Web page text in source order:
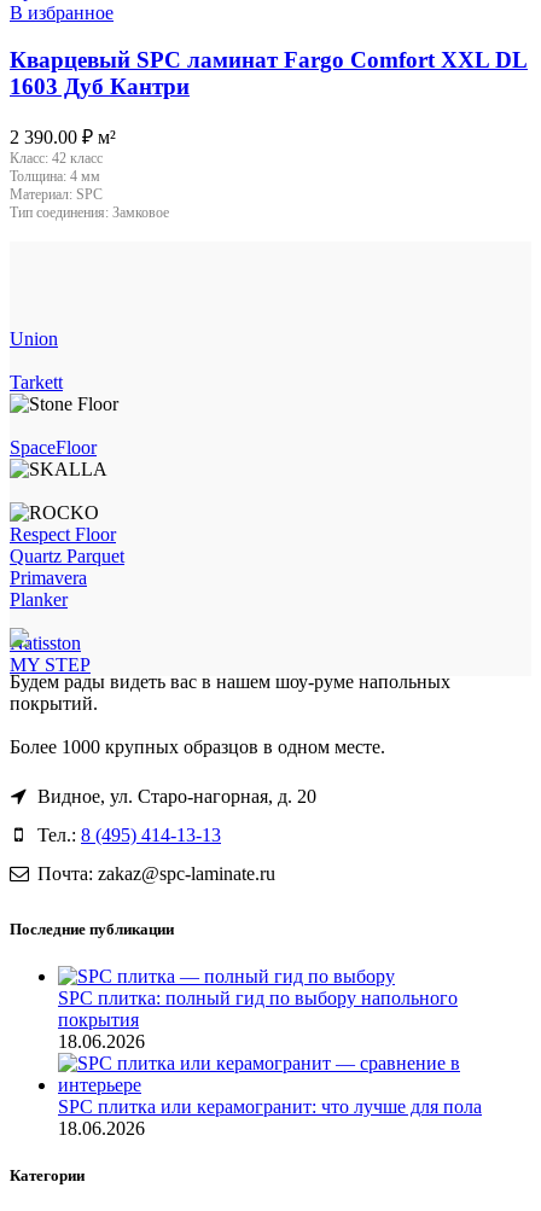
В избранное
Кварцевый SPC ламинат Fargo Comfort XXL DL
1603 Дуб Кантри
2 390.00 ₽ м²
Класс: 42 класс
Толщина: 4 мм
Материал: SPC
Тип соединения: Замковое
Union
Tarkett
SpaceFloor
Respect Floor
Quartz Parquet
Primavera
Planker
Natisston
MY STEP
Будем рады видеть вас в нашем шоу-руме напольных
покрытий.
Более 1000 крупных образцов в одном месте.
Видное, ул. Старо-нагорная, д. 20
Тел.: 8 (495) 414-13-13
Почта: zakaz@spc-laminate.ru
Последние публикации
SPC плитка: полный гид по выбору напольного
покрытия
18.06.2026
SPC плитка или керамогранит: что лучше для пола
18.06.2026
Категории